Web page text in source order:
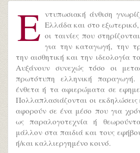
Ε ντυπωσιακή άνθιση
Ελλάδα και στο
οι ταινίες που
για την καταγωγή, την
την αισθητική και την ιδεολογία
Αυξάνουν συνεχώς τόσο οι
πρωτότυπη ελληνική
ένθετα ή τα αφιερώματα σε
Πολλαπλασιάζονται οι
αφορούν σε ένα μέσο που για
ως παραλογοτεχνία ή
μάλλον στα παιδιά και τους
ή/και καλλιεργημένο κοινό.